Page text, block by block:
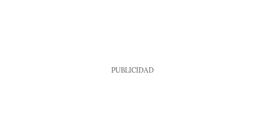
PUBLICIDAD